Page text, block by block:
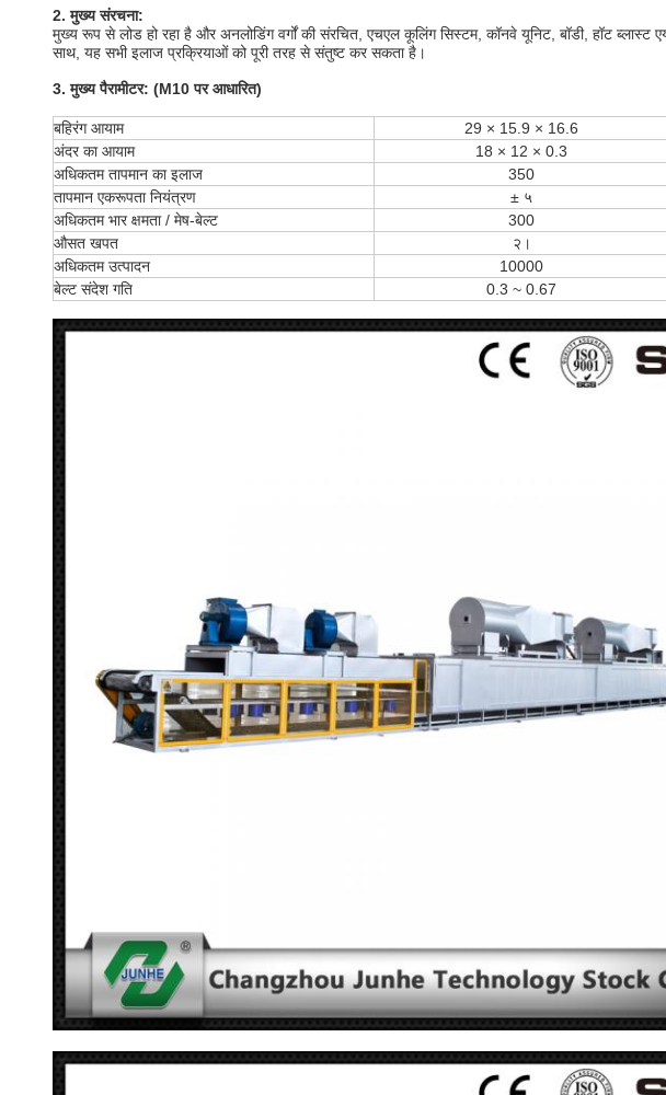
2. मुख्य संरचना:
मुख्य रूप से लोड हो रहा है और अनलोडिंग वर्गों की संरचित, एचएल कूलिंग सिस्टम, कॉनवे यूनिट, बॉडी, हॉट
साथ, यह सभी इलाज प्रक्रियाओं को पूरी तरह से संतुष्ट कर सकता है।
3. मुख्य पैरामीटर: (M10 पर आधारित)
बहिरंग आयाम 29 × 15.9 × 16.6
अंदर का आयाम
18 × 12 × 0.3
अधिकतम तापमान का इलाज
350
तापमान एकरूपता नियंत्रण
± ५
अधिकतम भार क्षमता / मेष-बेल्ट
300
औसत खपत
२।
अधिकतम उत्पादन
10000
बेल्ट संदेश गति
0.3 ~ 0.67